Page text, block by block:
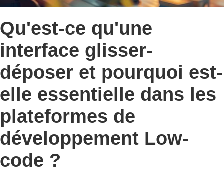
Qu'est-ce qu'une
interface glisser-
déposer et pourquoi est-
elle essentielle dans les
plateformes de
développement Low-
code ?